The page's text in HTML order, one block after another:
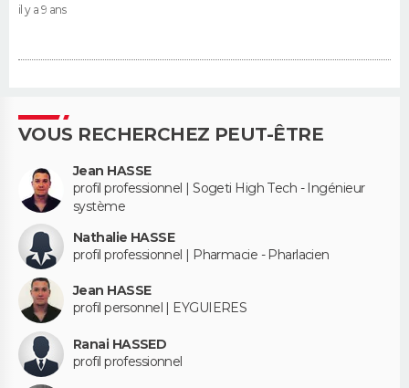
il y a 9 ans
VOUS RECHERCHEZ PEUT-ÊTRE
Jean HASSE
profil professionnel | Sogeti High Tech - Ingénieur
système
Nathalie HASSE
profil professionnel | Pharmacie - Pharlacien
Jean HASSE
profil personnel | EYGUIERES
Ranai HASSED
profil professionnel